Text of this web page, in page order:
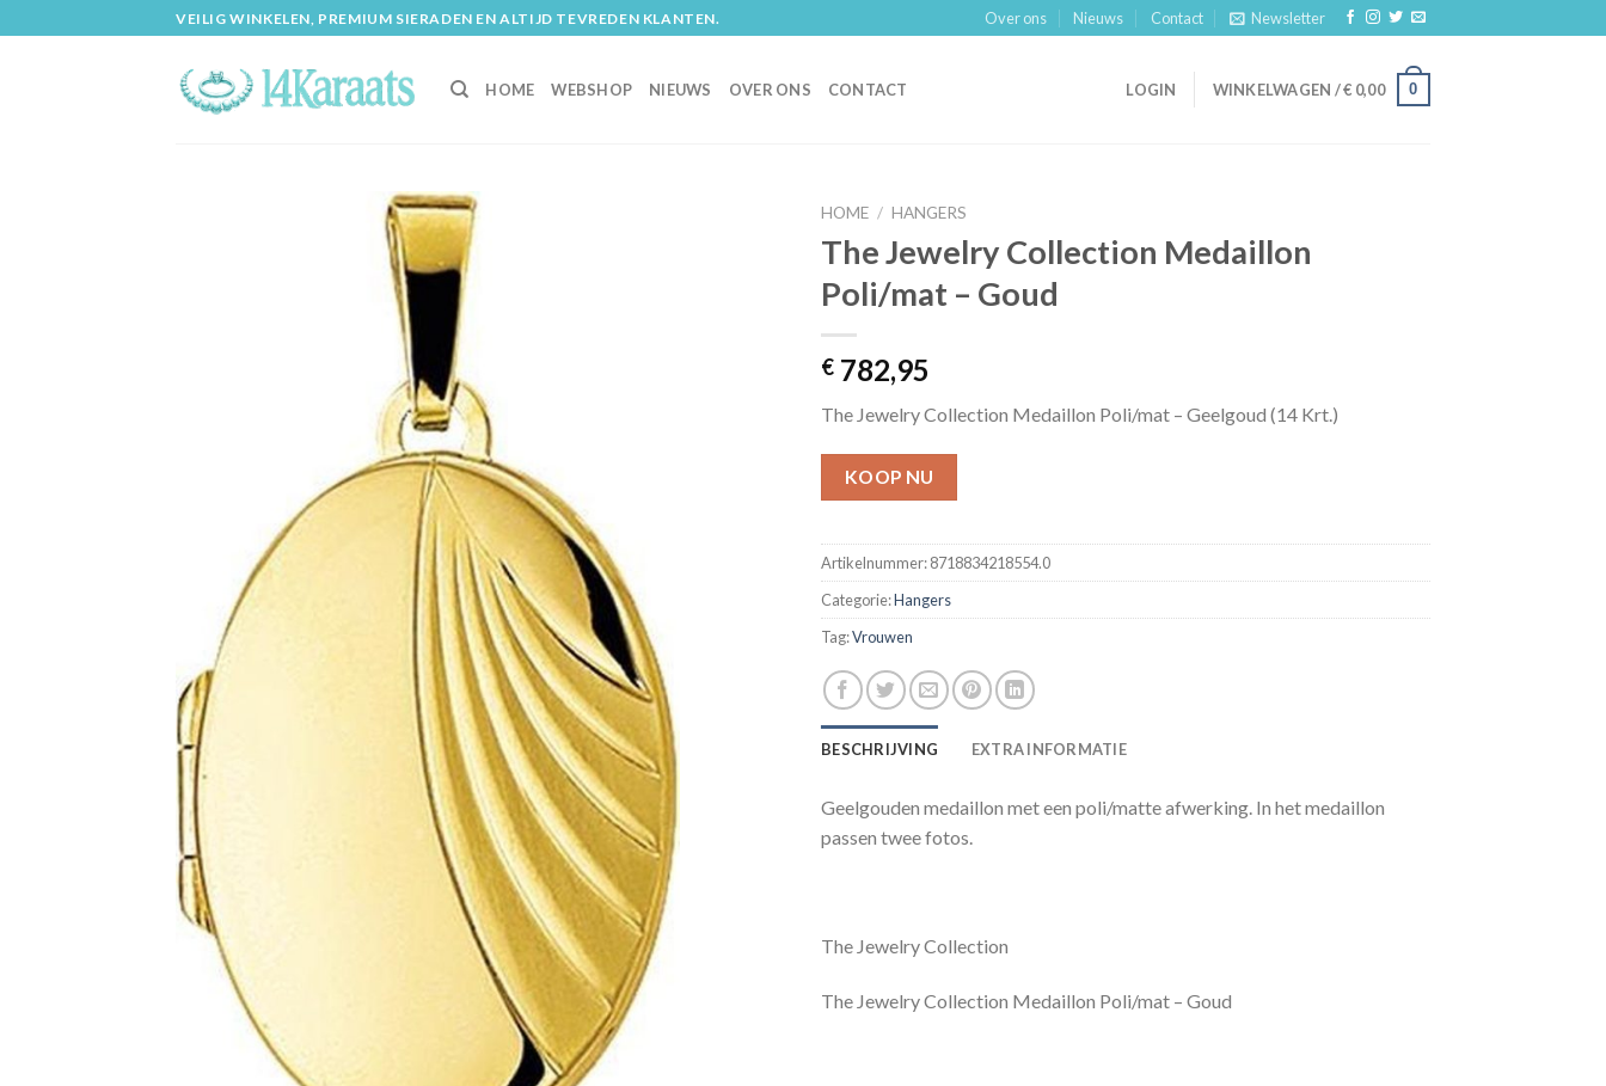
to
VEILIG WINKELEN, PREMIUM SIERADEN EN ALTIJD TEVREDEN KLANTEN. Over ons Nieuws Contact Newsletter
HOME WEBSHOP NIEUWS OVER ONS CONTACT LOGIN WINKELWAGEN /€ 0,00 0
HOME / HANGERS
The Jewelry Collection Medaillon
Poli/mat – Goud
€ 782,95
The Jewelry Collection Medaillon Poli/mat – Geelgoud (14 Krt.)
KOOP NU
Artikelnummer:8718834218554.0
Categorie:Hangers
Tag:Vrouwen
BESCHRIJVING EXTRA INFORMATIE
Geelgouden medaillon met een poli/matte afwerking. In het medaillon
passen twee fotos.
The Jewelry Collection
The Jewelry Collection Medaillon Poli/mat – Goud